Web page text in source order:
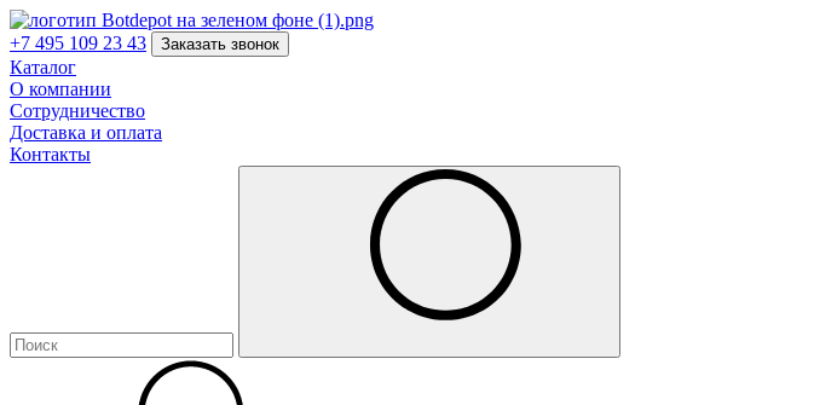
+7 495 109 23 43 Заказать звонок
Каталог
О компании
Сотрудничество
Доставка и оплата
Контакты